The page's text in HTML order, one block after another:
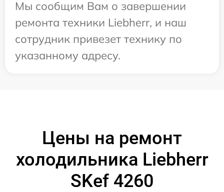
Мы сообщим Вам о завершении
ремонта техники Liebherr, и наш
сотрудник привезет технику по
указанному адресу.
Цены на ремонт
холодильника Liebherr
SKef 4260